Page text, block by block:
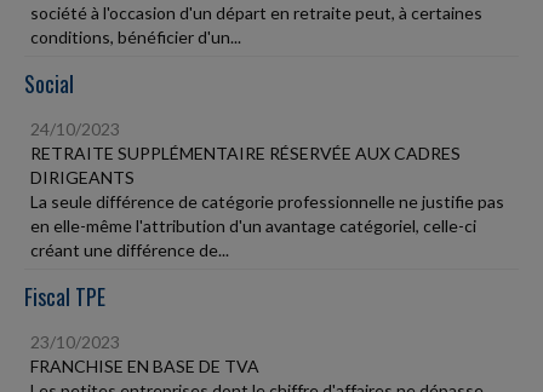
société à l'occasion d'un départ en retraite peut, à certaines
conditions, bénéficier d'un...
Social
24/10/2023
RETRAITE SUPPLÉMENTAIRE RÉSERVÉE AUX CADRES
DIRIGEANTS
La seule différence de catégorie professionnelle ne justifie pas
en elle-même l'attribution d'un avantage catégoriel, celle-ci
créant une différence de...
Fiscal TPE
23/10/2023
FRANCHISE EN BASE DE TVA